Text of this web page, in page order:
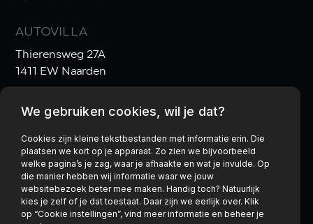
AUTOVILLA
Thierensweg 27A
1411 EW Naarden
OPENINGSTIJDEN
Ma t/m Vr: 10:00–17:30
Za:10:00–17:00& Zo:gesloten
Privacy policy
We gebruiken cookies, wil je dat?
Cookies zijn kleine tekstbestanden met informatie erin. Die
plaatsen we kort op je apparaat. Zo zien we bijvoorbeeld
welke pagina’s je zag, waar je afhaakte en wat je invulde. Op
die manier hebben wij informatie waar we jouw
websitebezoek beter mee maken. Handig toch? Natuurlijk
kies je zelf of je dat toestaat. Daar zijn we eerlijk over. Klik
op “Cookie instellingen”, vind meer informatie en beheer je